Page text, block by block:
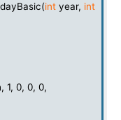
int year, int
1, 0, 0, 0,